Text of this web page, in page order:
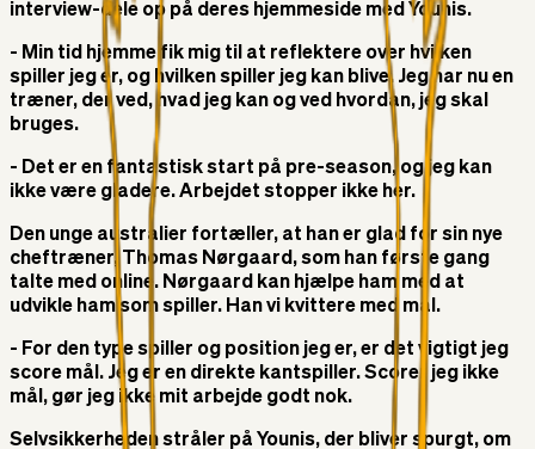
interview-dele op på deres hjemmeside med Younis.
- Min tid hjemme fik mig til at reflektere over hvilken
spiller jeg er, og hvilken spiller jeg kan blive. Jeg har nu en
træner, der ved, hvad jeg kan og ved hvordan, jeg skal
bruges.
- Det er en fantastisk start på pre-season, og jeg kan
ikke være gladere. Arbejdet stopper ikke her.
Den unge australier fortæller, at han er glad for sin nye
cheftræner, Thomas Nørgaard, som han første gang
talte med online. Nørgaard kan hjælpe ham med at
udvikle ham som spiller. Han vi kvittere med mål.
- For den type spiller og position jeg er, er det vigtigt jeg
score mål. Jeg er en direkte kantspiller. Scorer jeg ikke
mål, gør jeg ikke mit arbejde godt nok.
Selvsikkerheden stråler på Younis, der bliver spurgt, om